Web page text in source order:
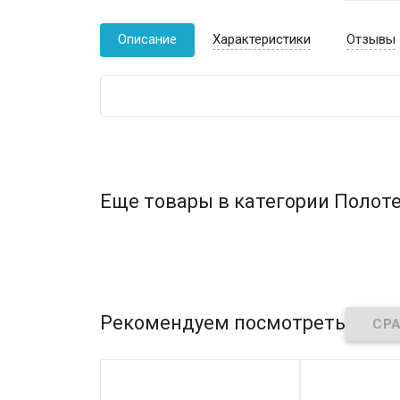
Описание Характеристики Отзывы
Еще товары в категории
Рекомендуем посмотреть